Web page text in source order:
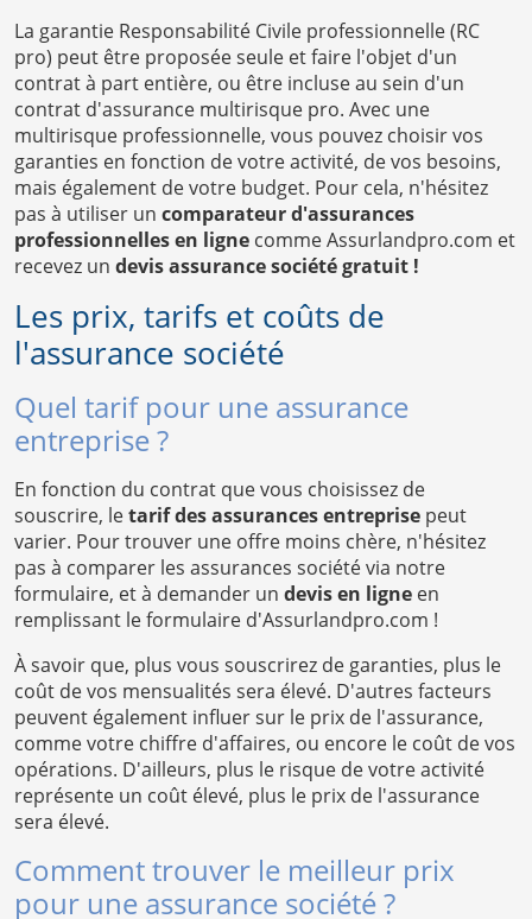
La garantie Responsabilité Civile professionnelle (RC
pro) peut être proposée seule et faire l'objet d'un
contrat à part entière, ou être incluse au sein d'un
contrat d'assurance multirisque pro. Avec une
multirisque professionnelle, vous pouvez choisir vos
garanties en fonction de votre activité, de vos besoins,
mais également de votre budget. Pour cela, n'hésitez
pas à utiliser un comparateur d'assurances
professionnelles en ligne comme Assurlandpro.com et
recevez un devis assurance société gratuit !
Les prix, tarifs et coûts de
l'assurance société
Quel tarif pour une assurance
entreprise ?
En fonction du contrat que vous choisissez de
souscrire, letarif des assurances entreprise peut
varier. Pour trouver une offre moins chère, n'hésitez
pas à comparer les assurances société via notre
formulaire, et à demander un devis en ligne en
remplissant le formulaire d'Assurlandpro.com !
À savoir que, plus vous souscrirez de garanties, plus le
coût de vos mensualités sera élevé. D'autres facteurs
peuvent également influer sur le prix de l'assurance,
comme votre chiffre d'affaires, ou encore le coût de vos
opérations. D'ailleurs, plus le risque de votre activité
représente un coût élevé, plus le prix de l'assurance
sera élevé.
Comment trouver le meilleur prix
pour une assurance société ?